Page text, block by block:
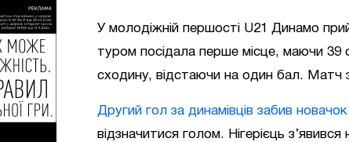
У молодіжній першості U21 Динамо
туром посідала перше місце, маючи 39
сходину, відстаючи на один бал. Матч
Другий гол за динамівців забив
відзначитися голом. Нігерієць